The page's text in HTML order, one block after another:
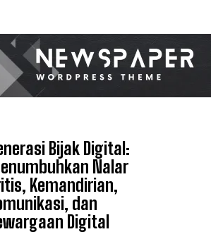
Bijak Digital:
Nalar
Kemandirian,
dan
Digital